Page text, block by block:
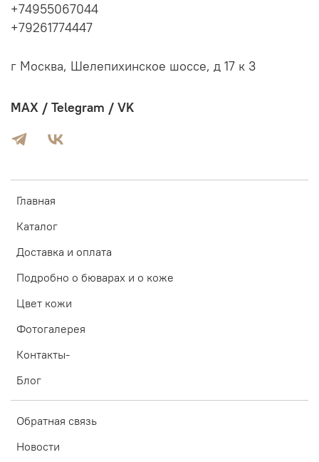
Главная
Каталог
Доставка и оплата
Подробно о бюварах и о коже
Цвет кожи
Фотогалерея
Контакты-
Блог
Обратная связь
Новости
+74955067044
+79261774447
г Москва, Шелепихинское шоссе, д 17 к 3
MAX / Telegram / VK